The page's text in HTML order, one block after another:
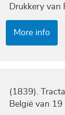
Drukkery van
More info
(1839).
België van